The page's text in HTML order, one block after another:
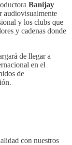
Banijay
audiovisualmente
y los clubs que
y cadenas donde
de llegar a
en el
de
con nuestros